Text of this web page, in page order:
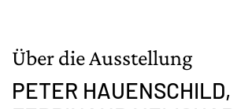
Über die Ausstellung
PETER HAUENSCHILD,